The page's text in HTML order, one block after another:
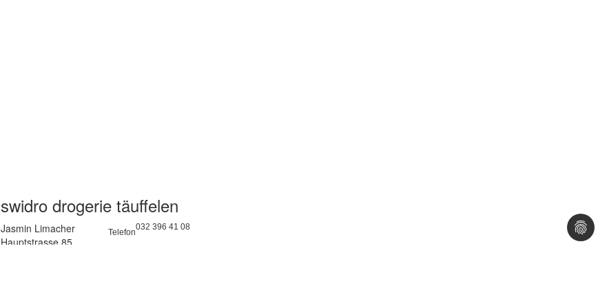
swidro drogerie täuffelen
Jasmin Limacher
Hauptstrasse 85
Telefon
032 396 41 08